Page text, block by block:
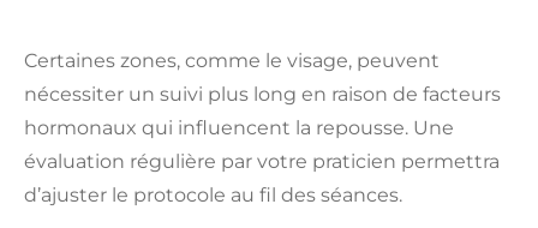
Certaines zones, comme le visage, peuvent
nécessiter un suivi plus long en raison de facteurs
hormonaux qui influencent la repousse. Une
évaluation régulière par votre praticien permettra
d’ajuster le protocole au fil des séances.